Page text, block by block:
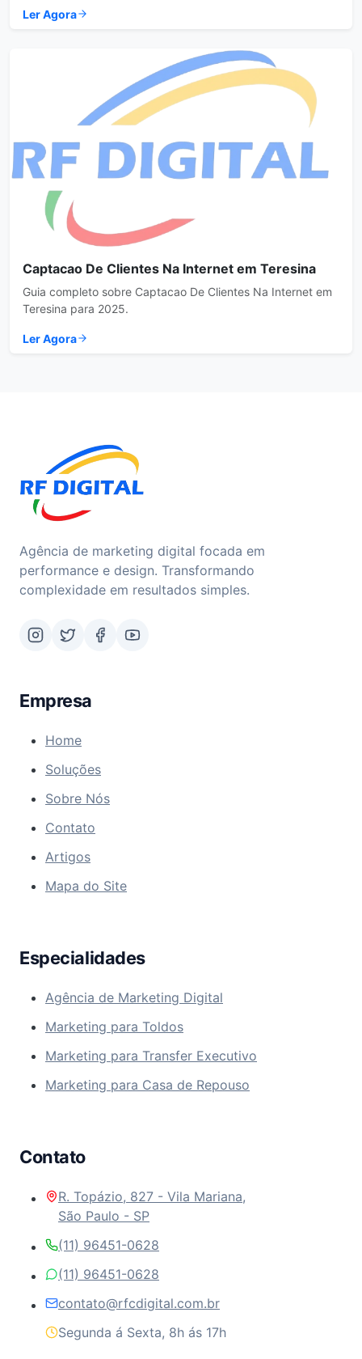
Ler Agora
Captacao De Clientes Na Internet em Teresina
Guia completo sobre Captacao De Clientes Na Internet em
Teresina para 2025.
Ler Agora
Agência de marketing digital focada em
performance e design. Transformando
complexidade em resultados simples.
Empresa
Home
Soluções
Sobre Nós
Contato
Artigos
Mapa do Site
Especialidades
Agência de Marketing Digital
Marketing para Toldos
Marketing para Transfer Executivo
Marketing para Casa de Repouso
Contato
R. Topázio, 827 - Vila Mariana,
São Paulo - SP
(11) 96451-0628
(11) 96451-0628
contato@rfcdigital.com.br
Segunda á Sexta, 8h ás 17h